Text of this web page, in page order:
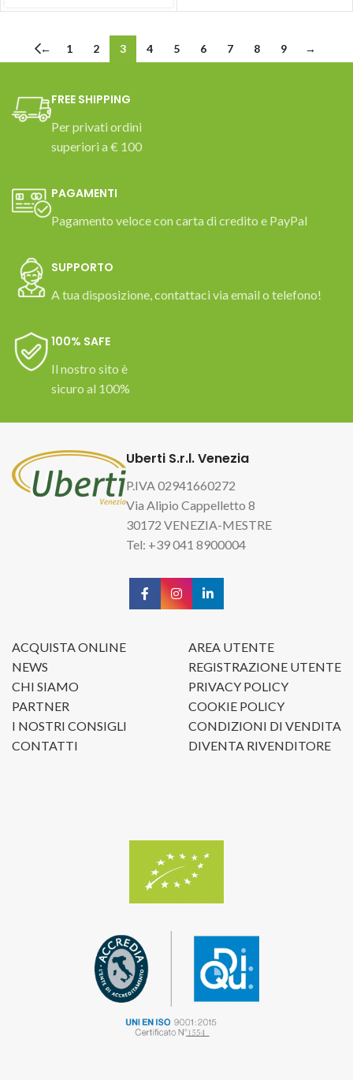
← 1 2 3 4 5 6 7 8 9 →
FREE SHIPPING
Per privati ordini
superiori a € 100
PAGAMENTI
Pagamento veloce con carta di credito e PayPal
SUPPORTO
A tua disposizione, contattaci via email o telefono!
100% SAFE
Il nostro sito è
sicuro al 100%
Uberti S.r.l. Venezia
P.IVA 02941660272
Via Alipio Cappelletto 8
30172 VENEZIA-MESTRE
Tel: +39 041 8900004
ACQUISTA ONLINE
NEWS
CHI SIAMO
PARTNER
I NOSTRI CONSIGLI
CONTATTI
AREA UTENTE
REGISTRAZIONE UTENTE
PRIVACY POLICY
COOKIE POLICY
CONDIZIONI DI VENDITA
DIVENTA RIVENDITORE